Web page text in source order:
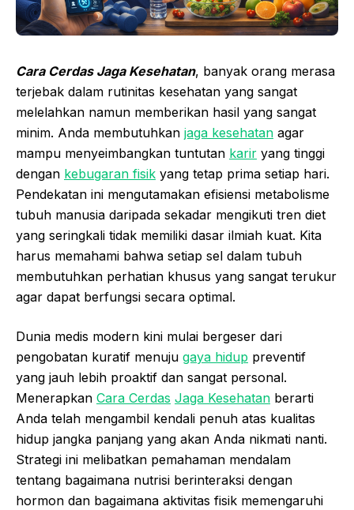
Cara Cerdas Jaga Kesehatan, banyak orang merasa
terjebak dalam rutinitas kesehatan yang sangat
melelahkan namun memberikan hasil yang sangat
minim. Anda membutuhkan jaga kesehatan agar
mampu menyeimbangkan tuntutan karir yang tinggi
dengan kebugaran fisik yang tetap prima setiap hari.
Pendekatan ini mengutamakan efisiensi metabolisme
tubuh manusia daripada sekadar mengikuti tren diet
yang seringkali tidak memiliki dasar ilmiah kuat. Kita
harus memahami bahwa setiap sel dalam tubuh
membutuhkan perhatian khusus yang sangat terukur
agar dapat berfungsi secara optimal.
Dunia medis modern kini mulai bergeser dari
pengobatan kuratif menuju gaya hidup preventif
yang jauh lebih proaktif dan sangat personal.
Menerapkan Cara Cerdas Jaga Kesehatan berarti
Anda telah mengambil kendali penuh atas kualitas
hidup jangka panjang yang akan Anda nikmati nanti.
Strategi ini melibatkan pemahaman mendalam
tentang bagaimana nutrisi berinteraksi dengan
hormon dan bagaimana aktivitas fisik memengaruhi